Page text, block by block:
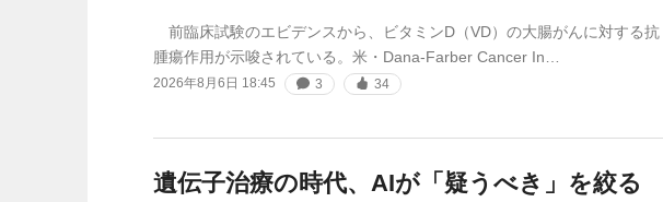
前臨床試験のエビデンスから、ビタミンD（VD）の大腸がんに対する抗
腫瘍作用が示唆されている。米・Dana-Farber Cancer In…
2026年8月6日 18:45 3 34
遺伝子治療の時代、AIが「疑うべき」を絞る